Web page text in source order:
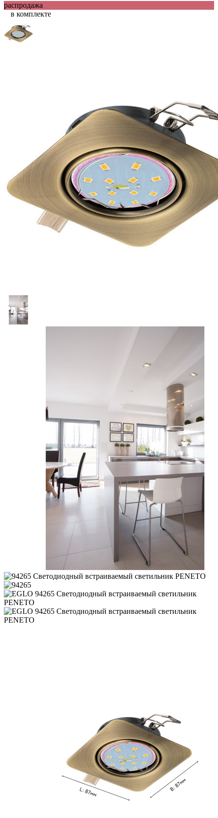
распродажа
в комплекте